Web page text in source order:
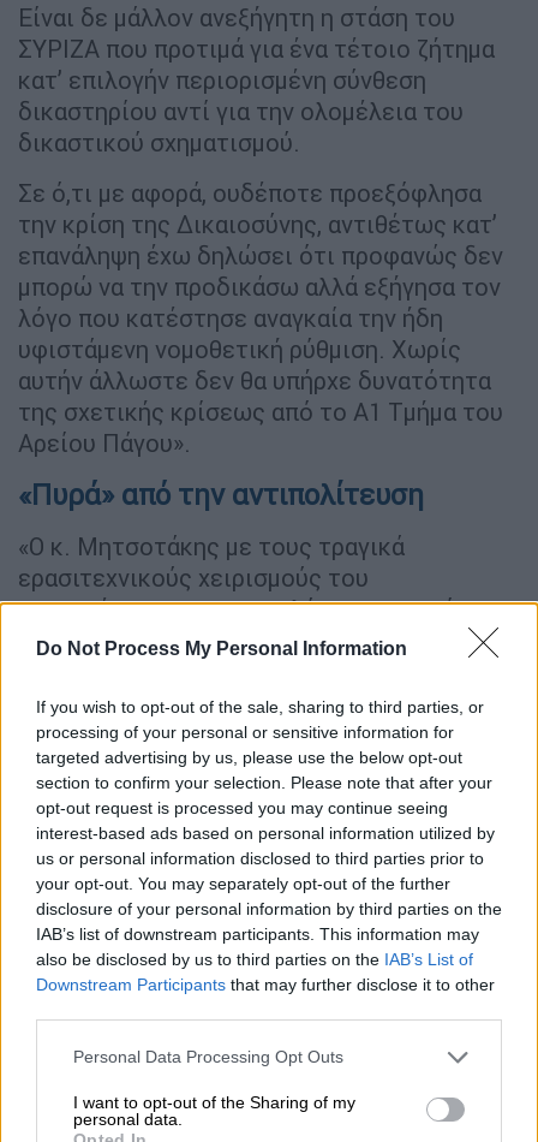
Do Not Process My Personal Information
If you wish to opt-out of the sale, sharing to third parties, or
processing of your personal or sensitive information for
targeted advertising by us, please use the below opt-out
section to confirm your selection. Please note that after your
opt-out request is processed you may continue seeing
interest-based ads based on personal information utilized by
us or personal information disclosed to third parties prior to
your opt-out. You may separately opt-out of the further
disclosure of your personal information by third parties on the
IAB’s list of downstream participants. This information may
also be disclosed by us to third parties on the IAB’s List of
Downstream Participants that may further disclose it to other
Please note that this website/app uses one or more Google
not limited to your visit or usage behaviour. You may click to
grant or deny consent to Google and its third-party tags to
Personal Data Processing Opt Outs
I want to opt-out of the Sharing of my
personal data.
Είναι δε μάλλον ανεξήγητη η στάση του
ΣΥΡΙΖΑ που προτιμά για ένα τέτοιο ζήτημα
κατ’ επιλογήν περιορισμένη σύνθεση
δικαστηρίου αντί για την ολομέλεια του
δικαστικού σχηματισμού.
Σε ό,τι με αφορά, ουδέποτε προεξόφλησα
την κρίση της Δικαιοσύνης, αντιθέτως κατ’
επανάληψη έχω δηλώσει ότι προφανώς δεν
μπορώ να την προδικάσω αλλά εξήγησα τον
λόγο που κατέστησε αναγκαία την ήδη
υφιστάμενη νομοθετική ρύθμιση. Χωρίς
αυτήν άλλωστε δεν θα υπήρχε δυνατότητα
της σχετικής κρίσεως από το Α1 Τμήμα του
Αρείου Πάγου».
«Πυρά» από την αντιπολίτευση
«Ο κ. Μητσοτάκης με τους τραγικά
ερασιτεχνικούς χειρισμούς του
μετατρέπεται στον μεγαλύτερο χορηγό της
Ακροδεξιάς»αναφέρει σε ανακοίνωσή του ο
αντιπροέδρου του Αρείου Πάγου. Και
προσθέτει «αφού μαζί με το ΠΑΣΟΚ ψήφισε
μία τροπολογία, που δυστυχώς αποδείχτηκε
φιάσκο, σήμερα έρχεται να διορθώσει το
λάθος με ένα μεγαλύτερο λάθος.